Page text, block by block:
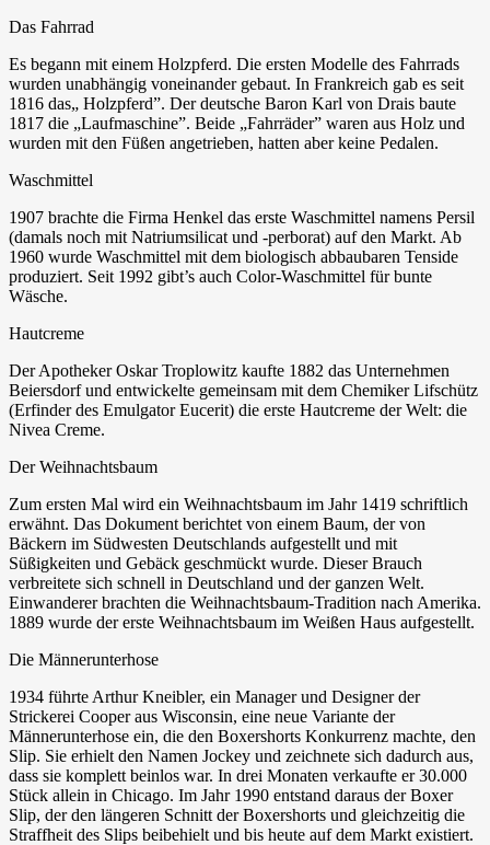
Das Fahrrad
Es begann mit einem Holzpferd. Die ersten Modelle des Fahrrads
wurden unabhängig voneinander gebaut. In Frankreich gab es seit
1816 das„ Holzpferd”. Der deutsche Baron Karl von Drais baute
1817 die „Laufmaschine”. Beide „Fahrräder” waren aus Holz und
wurden mit den Füßen angetrieben, hatten aber keine Pedalen.
Waschmittel
1907 brachte die Firma Henkel das erste Waschmittel namens Persil
(damals noch mit Natriumsilicat und -perborat) auf den Markt. Ab
1960 wurde Waschmittel mit dem biologisch abbaubaren Tenside
produziert. Seit 1992 gibt’s auch Color-Waschmittel für bunte
Wäsche.
Hautcreme
Der Apotheker Oskar Troplowitz kaufte 1882 das Unternehmen
Beiersdorf und entwickelte gemeinsam mit dem Chemiker Lifschütz
(Erfinder des Emulgator Eucerit) die erste Hautcreme der Welt: die
Nivea Creme.
Der Weihnachtsbaum
Zum ersten Mal wird ein Weihnachtsbaum im Jahr 1419 schriftlich
erwähnt. Das Dokument berichtet von einem Baum, der von
Bäckern im Südwesten Deutschlands aufgestellt und mit
Süßigkeiten und Gebäck geschmückt wurde. Dieser Brauch
verbreitete sich schnell in Deutschland und der ganzen Welt.
Einwanderer brachten die Weihnachtsbaum-Tradition nach Amerika.
1889 wurde der erste Weihnachtsbaum im Weißen Haus aufgestellt.
Die Männerunterhose
1934 führte Arthur Kneibler, ein Manager und Designer der
Strickerei Cooper aus Wisconsin, eine neue Variante der
Männerunterhose ein, die den Boxershorts Konkurrenz machte, den
Slip. Sie erhielt den Namen Jockey und zeichnete sich dadurch aus,
dass sie komplett beinlos war. In drei Monaten verkaufte er 30.000
Stück allein in Chicago. Im Jahr 1990 entstand daraus der Boxer
Slip, der den längeren Schnitt der Boxershorts und gleichzeitig die
Straffheit des Slips beibehielt und bis heute auf dem Markt existiert.